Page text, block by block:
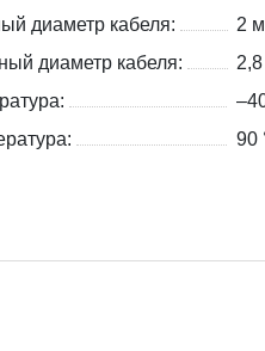
диаметр кабеля:
2
диаметр кабеля:
90